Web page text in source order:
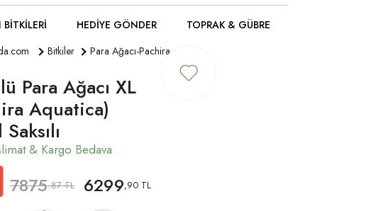
HEDIYE GÖNDER
TOPRAK & GÜBRE
Bitkiler Para Ağacı-Pachira
Para Ağacı XL
Aquatica)
7875.87 TL 6299,90 TL